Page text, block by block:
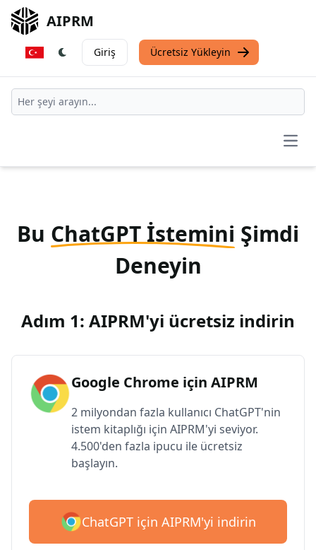
AIPRM
Giriş Ücretsiz Yükleyin
Bu ChatGPT İstemini Şimdi
Deneyin
Adım 1: AIPRM'yi ücretsiz indirin
Google Chrome için AIPRM
2 milyondan fazla kullanıcı ChatGPT'nin
istem kitaplığı için AIPRM'yi seviyor.
4.500'den fazla ipucu ile ücretsiz
başlayın.
ChatGPT için AIPRM'yi indirin